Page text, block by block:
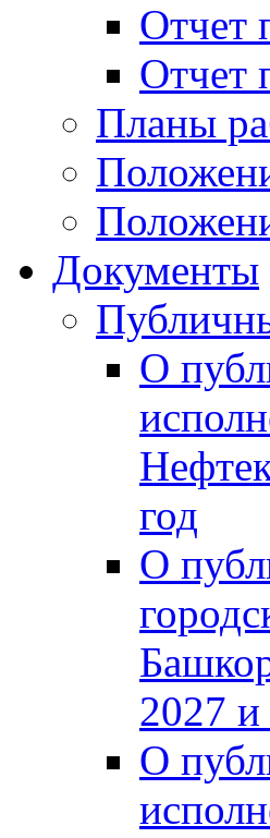
Отчет
Отчет
Планы
Документы
О
год
О
2027 и
О